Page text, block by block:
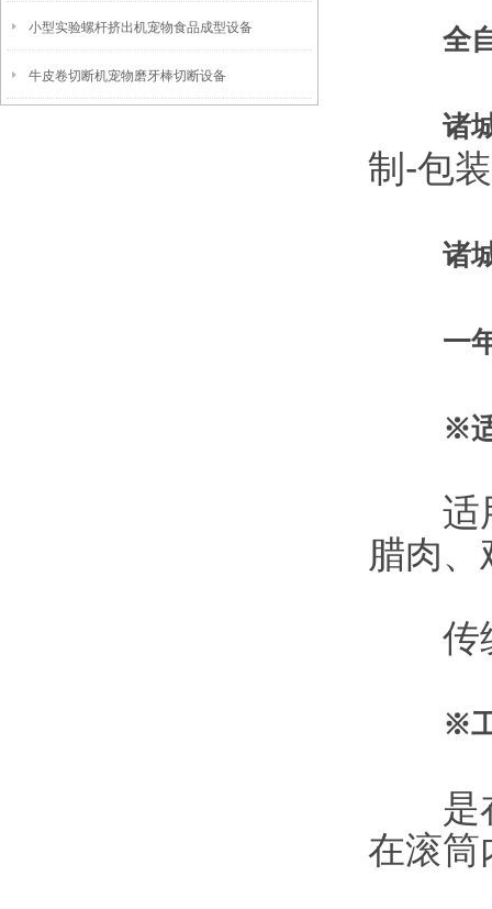
小型实验螺杆挤出机宠物食品成型设备
牛皮卷切断机宠物磨牙棒切断设备
全
诸
制-包
诸
一
※
适用
腊肉
传统
※
是在
在滚筒